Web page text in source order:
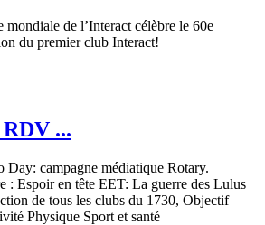
mondiale de l’Interact célèbre le 60e
du premier club Interact!
...
Day: campagne médiatique Rotary.
: Espoir en tête EET: La guerre des Lulus
de tous les clubs du 1730, Objectif
Physique Sport et santé